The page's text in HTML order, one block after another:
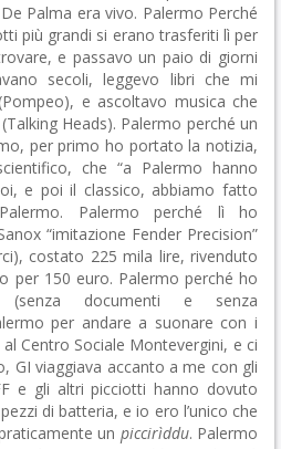
Palma era vivo. Palermo Perché
più grandi si erano trasferiti lì per
e passavo un paio di giorni
secoli, leggevo libri che mi
e ascoltavo musica che
Heads). Palermo perché un
per primo ho portato la notizia,
che “a Palermo hanno
e poi il classico, abbiamo fatto
Palermo perché lì ho
“imitazione Fender Precision”
costato 225 mila lire, rivenduto
per 150 euro. Palermo perché ho
documenti e senza
per andare a suonare con i
Centro Sociale Montevergini, e ci
GI viaggiava accanto a me con gli
e gli altri picciotti hanno dovuto
di batteria, e io ero l’unico che
un piccirìddu. Palermo